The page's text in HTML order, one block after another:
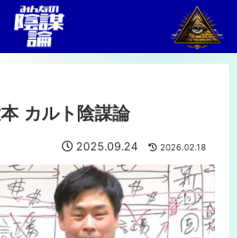
カルト陰謀論
2025.09.24 2026.02.18